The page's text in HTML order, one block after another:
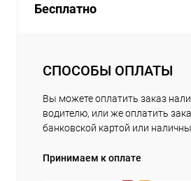
Бесплатно
СПОСОБЫ ОПЛАТЫ
Вы можете оплатить заказ
водителю, или же оплатить
банковской картой или
Принимаем к оплате